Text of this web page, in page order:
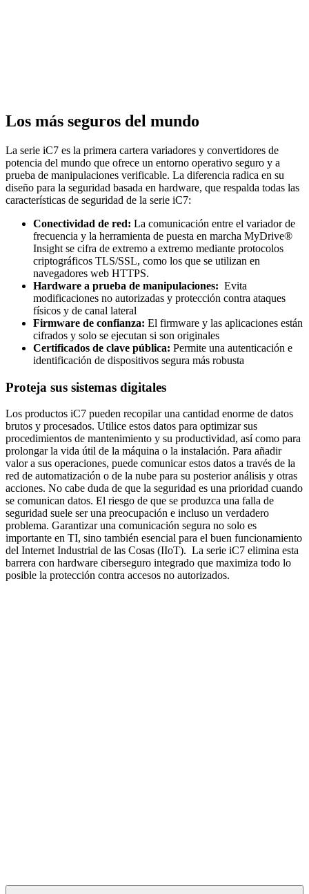
Los más seguros del mundo
La serie iC7 es la primera cartera variadores y convertidores de
potencia del mundo que ofrece un entorno operativo seguro y a
prueba de manipulaciones verificable. La diferencia radica en su
diseño para la seguridad basada en hardware, que respalda todas las
características de seguridad de la serie iC7:
Conectividad de red: La comunicación entre el variador de
frecuencia y la herramienta de puesta en marcha MyDrive®
Insight se cifra de extremo a extremo mediante protocolos
criptográficos TLS/SSL, como los que se utilizan en
navegadores web HTTPS.
Hardware a prueba de manipulaciones: Evita
modificaciones no autorizadas y protección contra ataques
físicos y de canal lateral
Firmware de confianza: El firmware y las aplicaciones están
cifrados y solo se ejecutan si son originales
Certificados de clave pública: Permite una autenticación e
identificación de dispositivos segura más robusta
Proteja sus sistemas digitales
Los productos iC7 pueden recopilar una cantidad enorme de datos
brutos y procesados. Utilice estos datos para optimizar sus
procedimientos de mantenimiento y su productividad, así como para
prolongar la vida útil de la máquina o la instalación. Para añadir
valor a sus operaciones, puede comunicar estos datos a través de la
red de automatización o de la nube para su posterior análisis y otras
acciones. No cabe duda de que la seguridad es una prioridad cuando
se comunican datos. El riesgo de que se produzca una falla de
seguridad suele ser una preocupación e incluso un verdadero
problema. Garantizar una comunicación segura no solo es
importante en TI, sino también esencial para el buen funcionamiento
del Internet Industrial de las Cosas (IIoT). La serie iC7 elimina esta
barrera con hardware ciberseguro integrado que maximiza todo lo
posible la protección contra accesos no autorizados.